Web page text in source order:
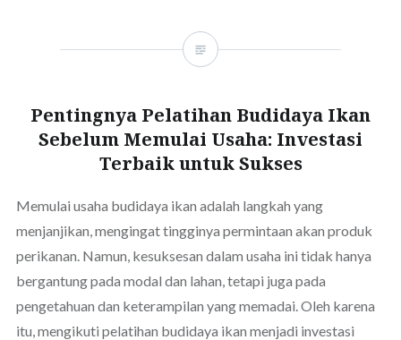
Pentingnya Pelatihan Budidaya Ikan
Sebelum Memulai Usaha: Investasi
Terbaik untuk Sukses
Memulai usaha budidaya ikan adalah langkah yang
menjanjikan, mengingat tingginya permintaan akan produk
perikanan. Namun, kesuksesan dalam usaha ini tidak hanya
bergantung pada modal dan lahan, tetapi juga pada
pengetahuan dan keterampilan yang memadai. Oleh karena
itu, mengikuti pelatihan budidaya ikan menjadi investasi